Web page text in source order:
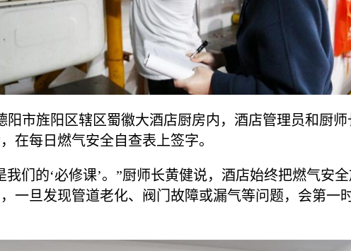
阳市旌阳区辖区蜀徽大酒店厨房内，酒店管理员和厨
在每日燃气安全自查表上签字。
我们的‘必修课’。”厨师长黄健说，酒店始终把燃气安
一旦发现管道老化、阀门故障或漏气等问题，会第一